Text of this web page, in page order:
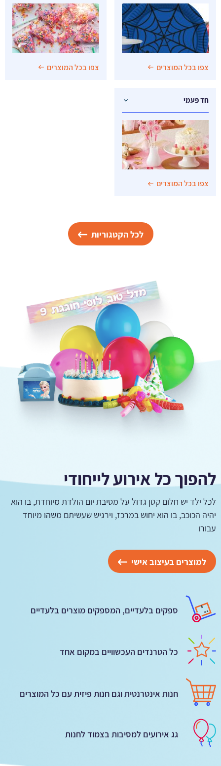
צפו בכל המוצרים צפו בכל המוצרים
חד פעמי
צפו בכל המוצרים
לכל הקטגוריות
להפוך כל אירוע לייחודי
לכל ילד יש חלום קטן גדול על מסיבת יום הולדת מיוחדת, בו הוא
יהיה הכוכב, בו הוא יחוש במרכז, וירגיש שעשיתם משהו מיוחד
עבורו
למוצרים בעיצוב אישי
ספקים בלעדיים, המספקים מוצרים בלעדיים
כל הטרנדים העכשוויים במקום אחד
חנות אינטרנטית וגם חנות פיזית עם כל המוצרים
גג אירועים למסיבות בצמוד לחנות